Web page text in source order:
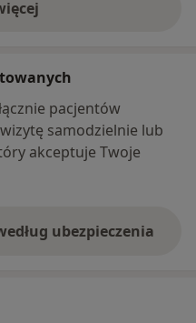
empatycznym
kieruję się zasadami
Psychologa, Stale
rozwijam kompetencje
psychicznym i
adresie
pacjentów
samodzielnie lub
akceptuje Twoje
ubezpieczenia